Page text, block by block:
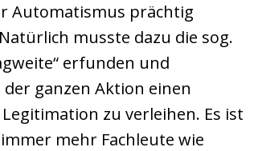
Automatismus prächtig
musste dazu die sog.
erfunden und
ganzen Aktion einen
zu verleihen. Es ist
mehr Fachleute wie